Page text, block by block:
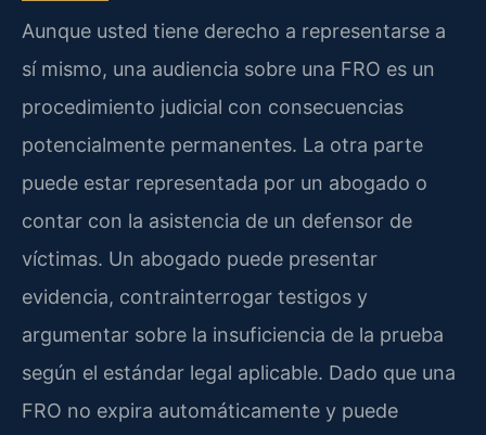
Aunque usted tiene derecho a representarse a
sí mismo, una audiencia sobre una FRO es un
procedimiento judicial con consecuencias
potencialmente permanentes. La otra parte
puede estar representada por un abogado o
contar con la asistencia de un defensor de
víctimas. Un abogado puede presentar
evidencia, contrainterrogar testigos y
argumentar sobre la insuficiencia de la prueba
según el estándar legal aplicable. Dado que una
FRO no expira automáticamente y puede